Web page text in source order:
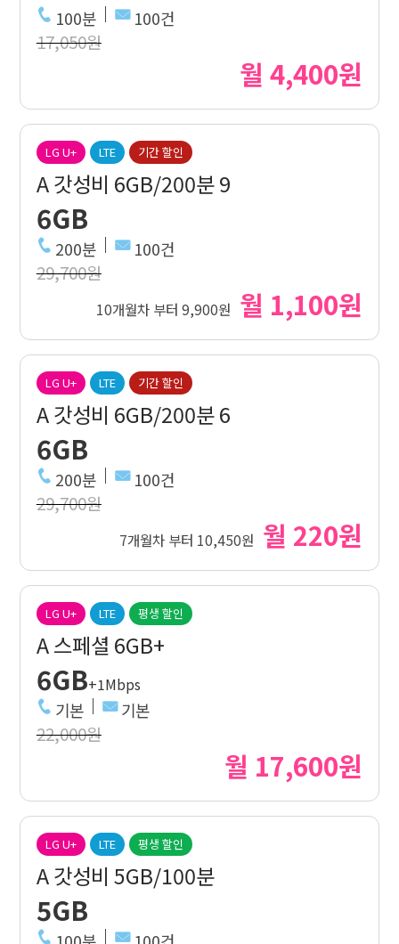
100분 100건
17,050원
월 4,400원
LG U+ LTE 기간 할인
A 갓성비 6GB/200분 9
6GB
200분 100건
29,700원
10개월차 부터 9,900원 월 1,100원
LG U+ LTE 기간 할인
A 갓성비 6GB/200분 6
6GB
200분 100건
29,700원
7개월차 부터 10,450원 월 220원
LG U+ LTE 평생 할인
A 스페셜 6GB+
6GB+1Mbps
기본 기본
22,000원
월 17,600원
LG U+ LTE 평생 할인
A 갓성비 5GB/100분
5GB